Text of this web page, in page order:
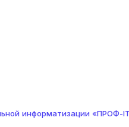
информатизации «ПРОФ-